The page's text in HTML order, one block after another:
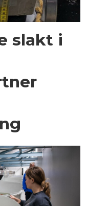
slakt i